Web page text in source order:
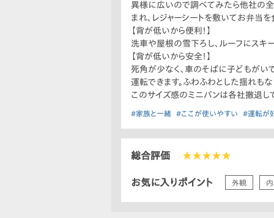
異様に広いので調べてみたら他社の
まれ、レジャーシートを敷いてお弁当を
【背が低いから便利！】
洗車や屋根の雪下ろし、ルーフにスキ
【背が低いから安全！】
死角が少なく、車のそばに子どもがい
運転できます。ふわふわとした揺れも
このサイズ感のミニバンは各社撤退し
#家族と一緒 #ここが使いやすい #運転が
総合評価 ★★★★★
お気に入りポイント 外観